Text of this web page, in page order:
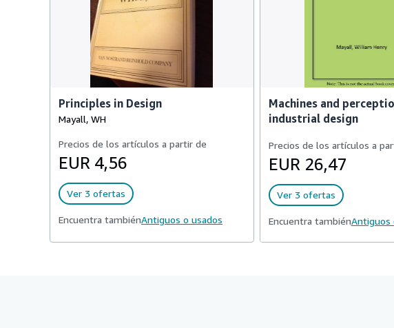
Principles in Design
Mayall, WH
Precios de los artículos a partir de
EUR 4,56
Ver 3 ofertas
Encuentra tambiénAntiguos o usados
Machines and
industrial design
Precios de los artículos a
EUR 26,47
Ver 3 ofertas
Encuentra tambiénAntiguos